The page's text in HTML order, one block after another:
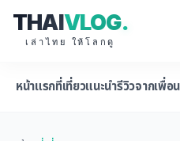
THAIVLOG.
เล่าไทย ให้โลกดู
หน้าแรกที่เที่ยวแนะนำรีวิวจากเพื่อ